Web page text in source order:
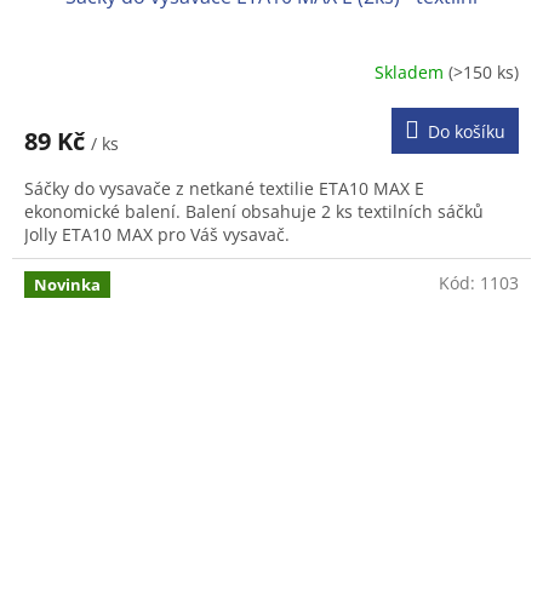
Skladem (>150 ks)
89 Kč / ks
Do košíku
Sáčky do vysavače z netkané textilie ETA10 MAX E
ekonomické balení. Balení obsahuje 2 ks textilních sáčků
Jolly ETA10 MAX pro Váš vysavač.
Novinka Kód: 1103